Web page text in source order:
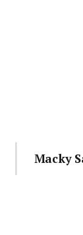
Macky